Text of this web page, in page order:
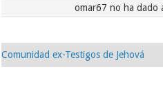
omar67 no ha dado
Comunidad ex-Testigos de Jehová